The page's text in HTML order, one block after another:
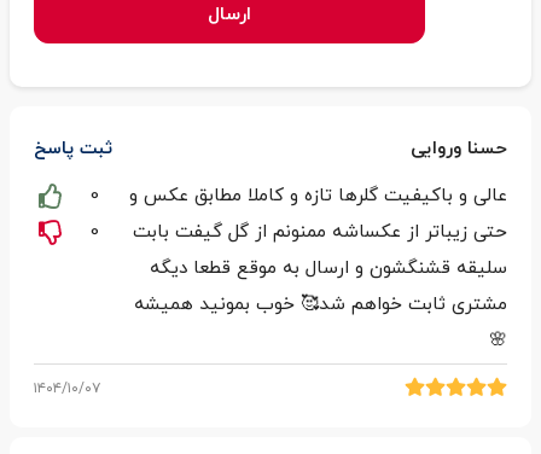
ارسال
حسنا وروایی ثبت پاسخ
عالی و باکیفیت گلرها تازه و کاملا مطابق عکس و
حتی زیباتر از عکساشه ممنونم از گل گیفت بابت
سلیقه قشنگشون و ارسال به موقع قطعا دیگه
مشتری ثابت خواهم شد🥰 خوب بمونید همیشه
🌸
0
0
۱۴۰۴/۱۰/۰۷